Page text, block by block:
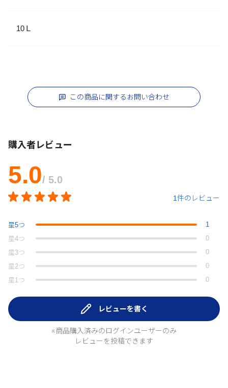
10Ｌ
この商品に関するお問い合わせ
購入者レビュー
5.0/ 5.0
1件のレビュー
星5つ
1
星4つ
0
星 3つ
0
星 2つ
0
星 1つ 0
レビューを書く
※商品購入済みのログインユーザーのみ
レビューを投稿できます